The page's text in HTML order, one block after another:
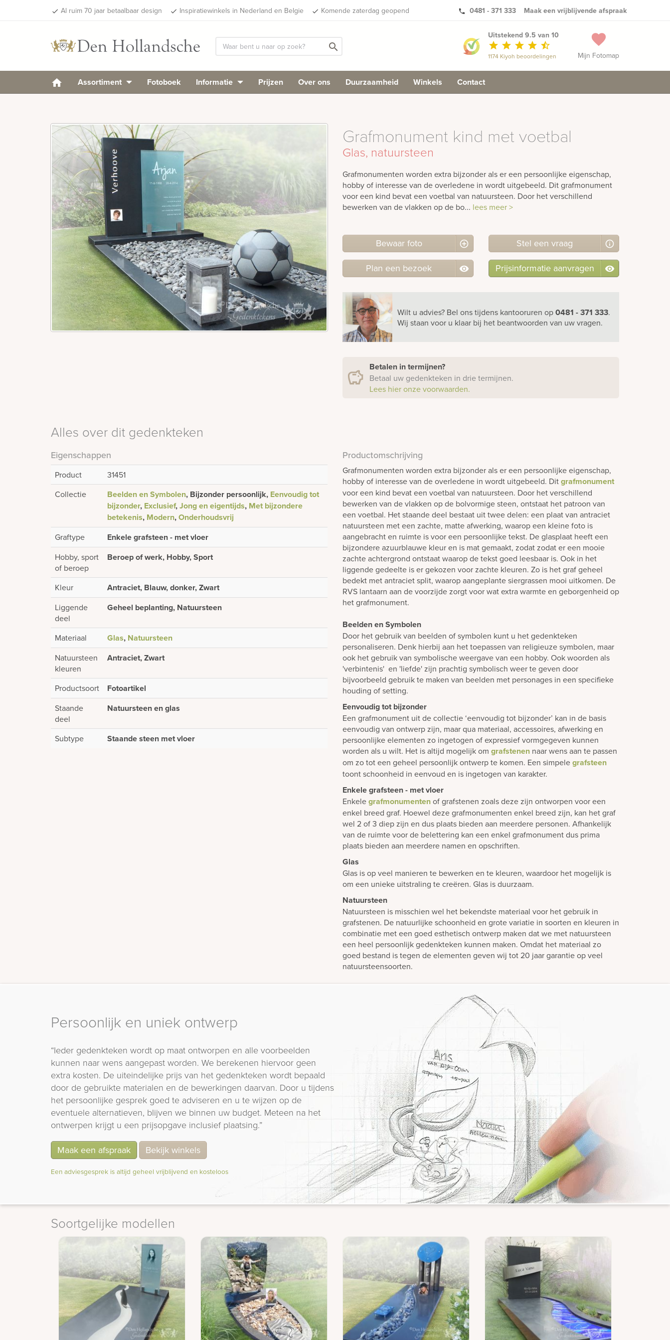
done Al ruim 70 jaar betaalbaar design done Inspiratiewinkels in Nederland en Belgie done Komende zaterdag geopend phone 0481 - 371 333 Maak een vrijblijvende afspraak
search favorite
Mijn Fotomap
Uitstekend 9.5 van 10
star star star star star_half
1174 Kiyoh beoordelingen
Assortiment Fotoboek Informatie Prijzen Over ons Duurzaamheid Winkels Contact
Grafmonument kind met voetbal
Glas, natuursteen
Grafmonumenten worden extra bijzonder als er een persoonlijke eigenschap,
hobby of interesse van de overledene in wordt uitgebeeld. Dit grafmonument
voor een kind bevat een voetbal van natuursteen. Door het verschillend
bewerken van de vlakken op de bo... lees meer >
Bewaar foto Stel een vraag
Plan een bezoek Prijsinformatie aanvragen
Wilt u advies? Bel onstijdens kantooruren op0481 - 371 333.
Wij staan voor u klaar bij het beantwoorden van uw vragen.
Betalen in termijnen?
Betaal uw gedenkteken in drie termijnen.
Lees hier onze voorwaarden.
Alles over dit gedenkteken
Eigenschappen
Product
31451
Collectie
Beelden en Symbolen, Bijzonder persoonlijk, Eenvoudig tot
bijzonder, Exclusief,Jong en eigentijds, Met bijzondere
betekenis, Modern,Onderhoudsvrij
Graftype Enkele grafsteen - met vloer
Hobby, sport
of beroep
Beroep of werk, Hobby, Sport
Kleur Antraciet, Blauw, donker, Zwart
Liggende
deel
Geheel beplanting, Natuursteen
Materiaal Glas, Natuursteen
Natuursteen
kleuren
Antraciet, Zwart
Productsoort Fotoartikel
Staande
deel
Natuursteen en glas
Subtype Staande steen met vloer
Productomschrijving
Grafmonumenten worden extra bijzonder als er een persoonlijke eigenschap,
hobby of interesse van de overledene in wordt uitgebeeld. Ditgrafmonument
voor een kind bevat een voetbal van natuursteen. Door het verschillend
bewerken van de vlakken op de bolvormige steen, ontstaat het patroon van
een voetbal. Het staande deel bestaat uit twee delen: een plaat van antraciet
natuursteen met een zachte, matte afwerking, waarop een kleine foto is
aangebracht en ruimte is voor een persoonlijke tekst. De glasplaat heeft een
bijzondere azuurblauwe kleur en is mat gemaakt, zodat zodat er een mooie
zachte achtergrond ontstaat waarop de tekst goed leesbaar is. Ook in het
liggende gedeelte is er gekozen voor zachte kleuren. Zo is het graf geheel
bedekt met antraciet split, waarop aangeplante siergrassen mooi uitkomen. De
RVS lantaarn aan de voorzijde zorgt voor wat extra warmte en geborgenheid op
het grafmonument.
Beelden en Symbolen
Door het gebruik van beelden of symbolen kunt u het gedenkteken
personaliseren. Denk hierbij aan het toepassen van religieuze symbolen, maar
ook het gebruik van symbolische weergave van een hobby. Ook woorden als
'verbintenis' en 'liefde' zijn prachtig symbolisch weer te geven door
bijvoorbeeld gebruik te maken van beelden met personages in een specifieke
houding of setting.
Eenvoudig tot bijzonder
Een grafmonument uit de collectie ‘eenvoudig tot bijzonder’ kan in de basis
eenvoudig van ontwerp zijn, maar qua materiaal, accessoires, afwerking en
persoonlijke elementen zo ingetogen of expressief vormgegeven kunnen
worden als u wilt. Het is altijd mogelijk om grafstenen naar wens aan te passen
om zo tot een geheel persoonlijk ontwerp te komen. Een simpelegrafsteen
toont schoonheid in eenvoud en is ingetogen van karakter.
Enkele grafsteen - met vloer
Enkelegrafmonumentenof grafstenen zoals deze zijn ontworpen voor een
enkel breed graf. Hoewel deze grafmonumenten enkel breed zijn, kan het graf
wel 2 of 3 diep zijn en dus plaats bieden aan meerdere personen. Afhankelijk
van de ruimte voor de belettering kan een enkel grafmonument dus prima
plaats bieden aan meerdere namen en opschriften.
Glas
Glas is op veel manieren te bewerken en te kleuren, waardoor het mogelijk is
om een unieke uitstraling te creëren. Glas is duurzaam.
Natuursteen
Natuursteen is misschien wel het bekendste materiaal voor het gebruik in
grafstenen. De natuurlijke schoonheid en grote variatie in soorten en kleuren in
combinatie met een goed esthetisch ontwerp maken dat we met natuursteen
een heel persoonlijk gedenkteken kunnen maken. Omdat het materiaal zo
goed bestand is tegen de elementen geven wij tot 20 jaar garantie op veel
natuursteensoorten.
Persoonlijk en uniek ontwerp
“Ieder gedenkteken wordt op maat ontworpen en alle voorbeelden
kunnen naar wens aangepast worden. We berekenen hiervoor geen
extra kosten. De uiteindelijke prijs van het gedenkteken wordt bepaald
door de gebruikte materialen en de bewerkingen daarvan. Door u tijdens
het persoonlijke gesprek goed te adviseren en u te wijzen op de
eventuele alternatieven, blijven we binnen uw budget. Meteen na het
ontwerpen krijgt u een prijsopgave inclusief plaatsing.”
Maak een afspraak Bekijk winkels
Een adviesgesprek is altijd geheel vrijblijvend en kosteloos
Soortgelijke modellen